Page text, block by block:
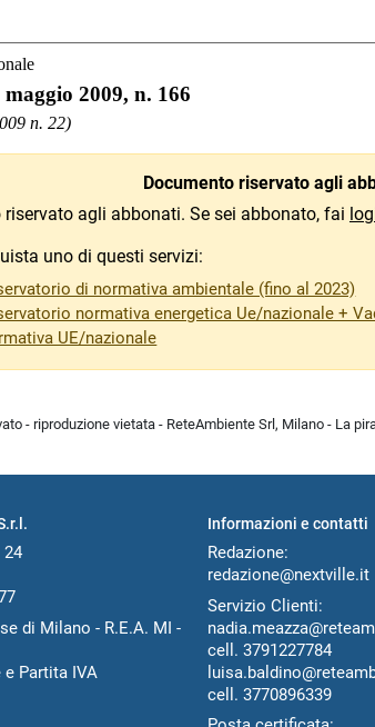
maggio 2009, n. 166
n. 22)
Documento riservato agli
riservato agli abbonati. Se sei abbonato, fai
uno di questi servizi:
di normativa ambientale (fino al 2023)
normativa energetica Ue/nazionale +
UE/nazionale
- riproduzione vietata - ReteAmbiente Srl, Milano - La
24
di Milano - R.E.A. MI -
Partita IVA
Informazioni e contatti
Redazione:
redazione@nextville.it
Servizio Clienti:
cell. 3791227784
cell. 3770896339